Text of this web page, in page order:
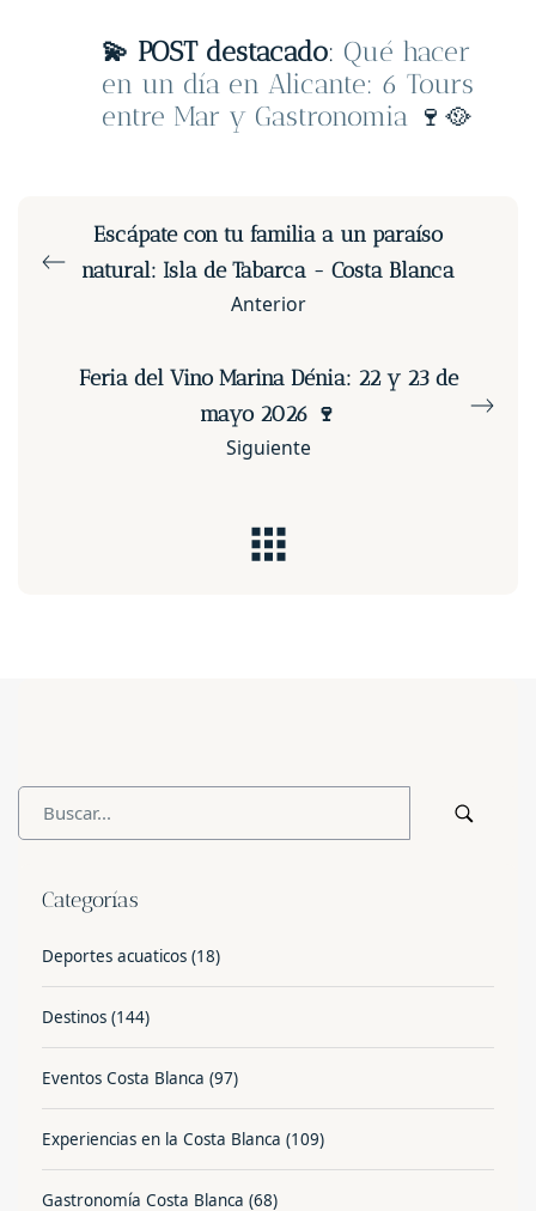
💫 POST destacado: Qué hacer
en un día en Alicante: 6 Tours
entre Mar y Gastronomia 🍷🥘
Escápate con tu familia a un paraíso
natural: Isla de Tabarca - Costa Blanca
Anterior
Feria del Vino Marina Dénia: 22 y 23 de
mayo 2026 🍷
Siguiente
Categorías
Deportes acuaticos (18)
Destinos (144)
Eventos Costa Blanca (97)
Experiencias en la Costa Blanca (109)
Gastronomía Costa Blanca (68)